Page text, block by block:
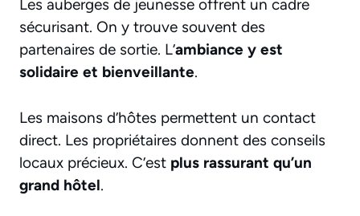
Les auberges de jeunesse offrent un cadre
sécurisant. On y trouve souvent des
partenaires de sortie. L’ambiance y est
solidaire et bienveillante.
Les maisons d’hôtes permettent un contact
direct. Les propriétaires donnent des conseils
locaux précieux. C’est plus rassurant qu’un
grand hôtel.